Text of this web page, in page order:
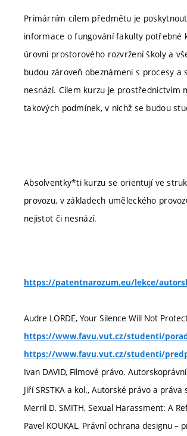
Primárním cílem předmětu je
informace o fungování fakulty potřebné
úrovni prostorového rozvržení školy a
budou zároveň obeznámeni s procesy
nesnází. Cílem kurzu je
takových podmínek, v nichž se budou
Absolventky*ti kurzu se orientují ve
provozu, v základech uměleckého
nejistot či nesnází.
https://patentnarozum.eu/lekce/
Audre LORDE, Your Silence Will Not
https://www.favu.vut.cz/studenti/
https://www.favu.vut.cz/studenti/
Ivan DAVID, Filmové právo.
Jiří SRSTKA a kol., Autorské právo a
Merril D. SMITH, Sexual Harassment: A
Pavel KOUKAL, Právní ochrana designu